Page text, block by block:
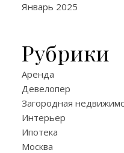
Январь 2025
Рубрики
Аренда
Девелопер
Загородная
Интерьер
Ипотека
Москва